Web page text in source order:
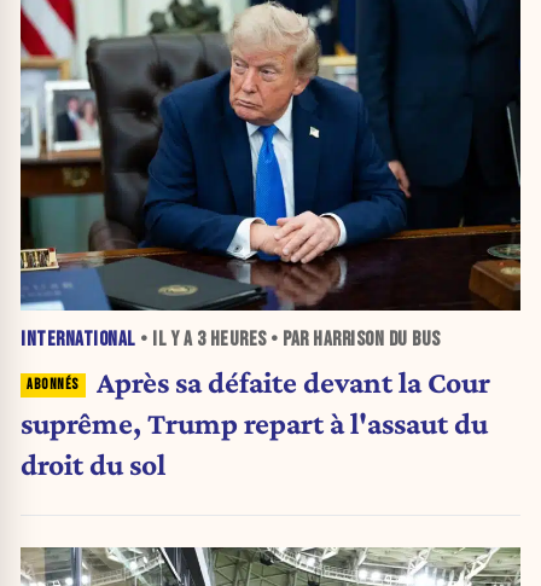
INTERNATIONAL • IL Y A 3 HEURES• PAR HARRISON DU BUS
Après sa défaite devant la Cour
suprême, Trump repart à l'assaut du
droit du sol